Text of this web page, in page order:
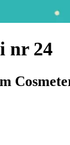
nr 24